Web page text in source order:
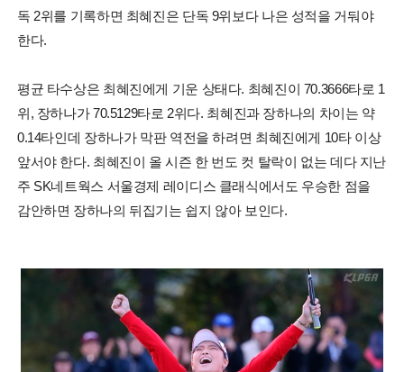
독 2위를 기록하면 최혜진은 단독 9위보다 나은 성적을 거둬야
한다.
평균 타수상은 최혜진에게 기운 상태다. 최혜진이 70.3666타로 1
위, 장하나가 70.5129타로 2위다. 최혜진과 장하나의 차이는 약
0.14타인데 장하나가 막판 역전을 하려면 최혜진에게 10타 이상
앞서야 한다. 최혜진이 올 시즌 한 번도 컷 탈락이 없는 데다 지난
주 SK네트웍스 서울경제 레이디스 클래식에서도 우승한 점을
감안하면 장하나의 뒤집기는 쉽지 않아 보인다.